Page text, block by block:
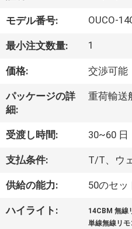
ビ
デ
オ
VR
ー
わ
モデル番号: OUCO-
最小注文数量: 1
価格: 交渉可能
パッケージの詳
細:
重荷輸送
受渡し時間: 30~60 日
支払条件: T/T、ウ
供給の能力: 50のセッ
ハイライト: 14CBM 無線
単線無線リ